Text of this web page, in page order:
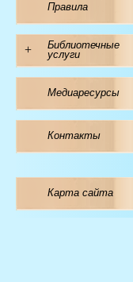
Правила
+
Библиотечные
услуги
Медиаресурсы
Контакты
Карта сайта